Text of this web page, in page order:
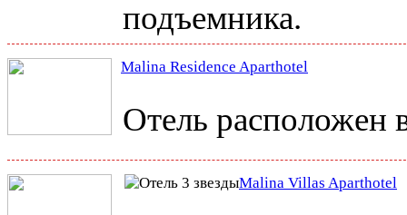
подъемника.
Malina Residence Aparthotel
Отель расположен
Malina Villas Aparthotel